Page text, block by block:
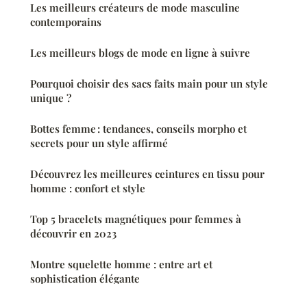
Les meilleurs créateurs de mode masculine
contemporains
Les meilleurs blogs de mode en ligne à suivre
Pourquoi choisir des sacs faits main pour un style
unique ?
Bottes femme : tendances, conseils morpho et
secrets pour un style affirmé
Découvrez les meilleures ceintures en tissu pour
homme : confort et style
Top 5 bracelets magnétiques pour femmes à
découvrir en 2023
Montre squelette homme : entre art et
sophistication élégante